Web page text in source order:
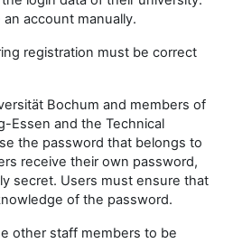
account manually.
registration must be correct
Bochum and members of
Essen and the Technical
the password that belongs to
receive their own password,
secret. Users must ensure that
of the password.
other staff members to be